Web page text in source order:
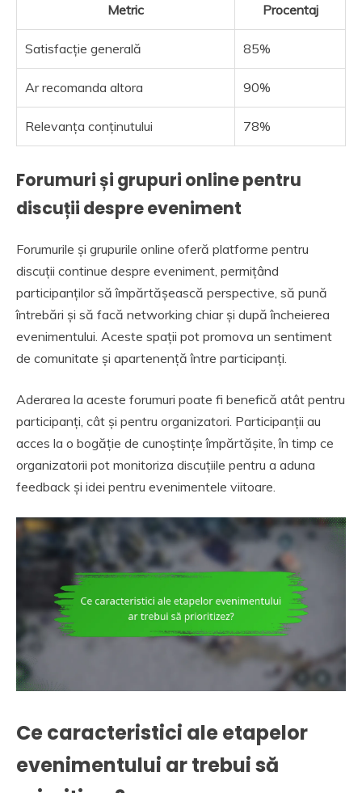
Metric Procentaj
Satisfacție generală 85%
Ar recomanda altora 90%
Relevanța conținutului 78%
Forumuri și grupuri online pentru
discuții despre eveniment
Forumurile și grupurile online oferă platforme pentru
discuții continue despre eveniment, permițând
participanților să împărtășească perspective, să pună
întrebări și să facă networking chiar și după încheierea
evenimentului. Aceste spații pot promova un sentiment
de comunitate și apartenență între participanți.
Aderarea la aceste forumuri poate fi benefică atât pentru
participanți, cât și pentru organizatori. Participanții au
acces la o bogăție de cunoștințe împărtășite, în timp ce
organizatorii pot monitoriza discuțiile pentru a aduna
feedback și idei pentru evenimentele viitoare.
Ce caracteristici ale etapelor
evenimentului ar trebui să